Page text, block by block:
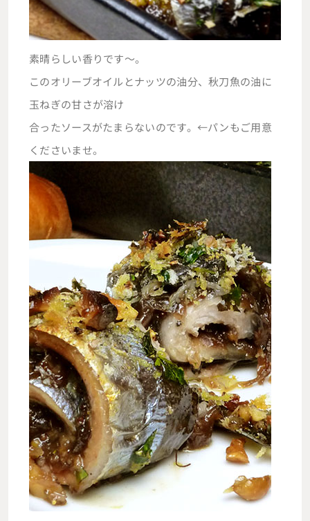
素晴らしい香りです～。
このオリーブオイルとナッツの油分、秋刀魚の油に
玉ねぎの甘さが溶け
合ったソースがたまらないのです。←パンもご用意
くださいませ。